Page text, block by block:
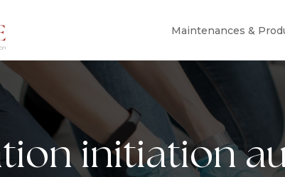
Maintenances &
initiation